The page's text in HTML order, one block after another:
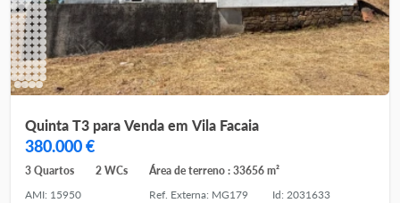
Quinta T3 para Venda em Vila Facaia
380.000 €
3 Quartos 2 WCs
Área de terreno : 33656 m²
AMI: 15950
Ref. Externa: MG179 Id: 2031633